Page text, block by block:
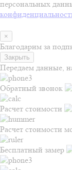
персональных
×
Благодарим за
Закрыть
Передаем данные,
Обратный звонок
Расчет стоимости
Расчет стоимости
Бесплатный замер